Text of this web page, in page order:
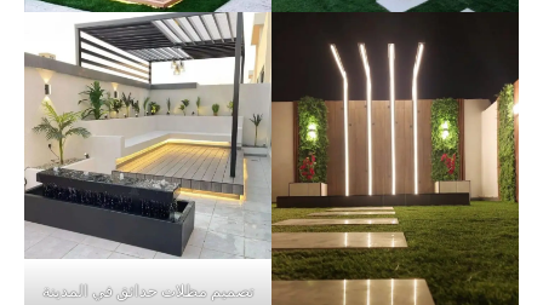
تصميم مظلات حدائق في المدينة